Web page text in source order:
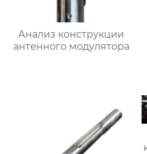
Анализ конструкции
антенного модулятора